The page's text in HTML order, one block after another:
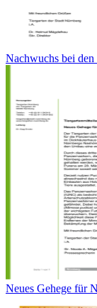
Nachwuchs bei
Neues Gehege für